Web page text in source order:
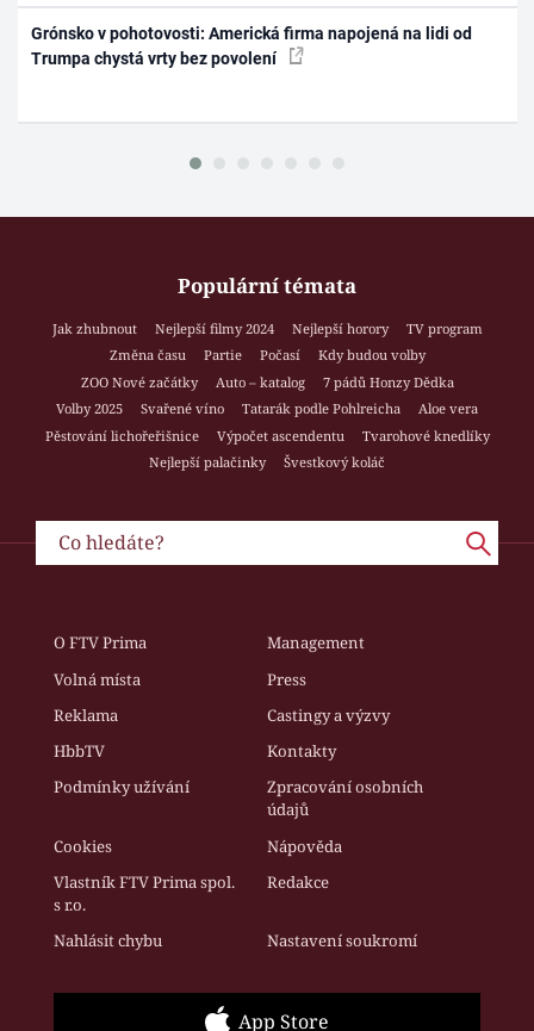
Grónsko v pohotovosti: Americká firma napojená na lidi od
Trumpa chystá vrty bez povolení
Populární témata
Jak zhubnout Nejlepší filmy 2024 Nejlepší horory
TV program
Změna času
Partie Počasí
Kdy budou volby
ZOO Nové začátky
Auto – katalog
7 pádů Honzy Dědka
Volby 2025
Svařené víno Tatarák podle Pohlreicha
Aloe vera
Pěstování lichořeřišnice
Výpočet ascendentu
Tvarohové knedlíky
Nejlepší palačinky
Švestkový koláč
O FTV Prima
Management
Volná místa
Press
Reklama
Castingy a výzvy
HbbTV
Kontakty
Podmínky užívání
Zpracování osobních
údajů
Cookies
Nápověda
Vlastník FTV Prima spol.
s r.o.
Redakce
Nahlásit chybu Nastavení soukromí
App Store